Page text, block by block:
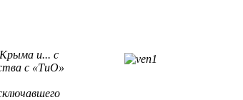
и... с
с «ТиО»